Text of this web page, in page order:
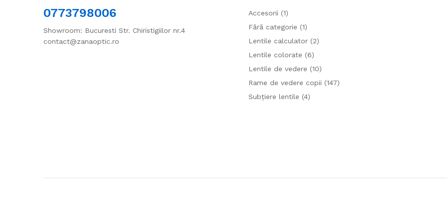
0773798006
Showroom: Bucuresti Str. Chiristigiilor nr.4
contact@zanaoptic.ro
Accesorii (1)
Fără categorie (1)
Lentile calculator (2)
Lentile colorate (6)
Lentile de vedere (10)
Rame de vedere copii (147)
Subțiere lentile (4)